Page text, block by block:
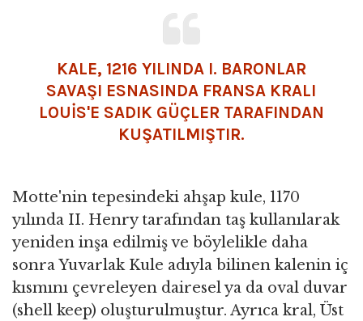
KALE, 1216 YILINDA I. BARONLAR
SAVAŞI ESNASINDA FRANSA KRALI
LOUİS'E SADIK GÜÇLER TARAFINDAN
KUŞATILMIŞTIR.
Motte'nin tepesindeki ahşap kule, 1170
yılında II. Henry tarafından taş kullanılarak
yeniden inşa edilmiş ve böylelikle daha
sonra Yuvarlak Kule adıyla bilinen kalenin iç
kısmını çevreleyen dairesel ya da oval duvar
(shell keep) oluşturulmuştur. Ayrıca kral, Üst